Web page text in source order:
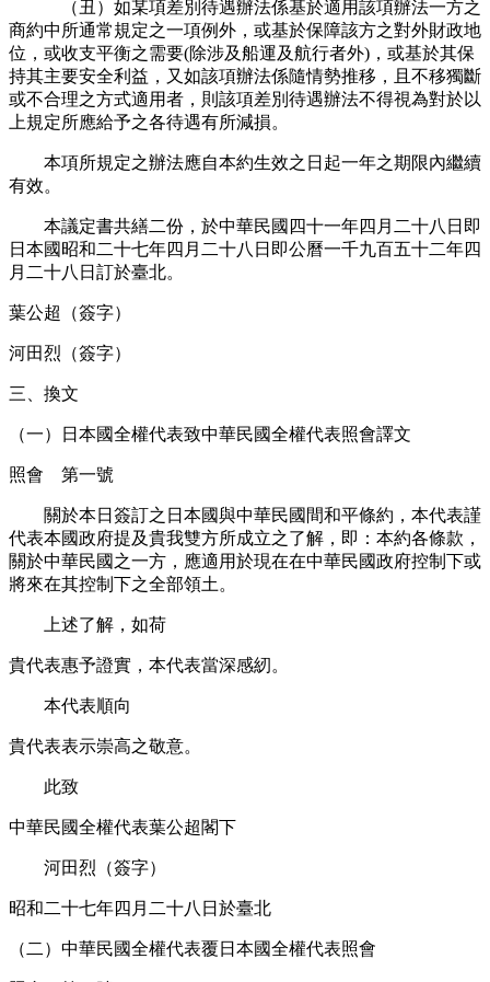
（丑）如某項差別待遇辦法係基於適用該項辦法一方之
商約中所通常規定之一項例外，或基於保障該方之對外財政地
位，或收支平衡之需要(除涉及船運及航行者外)，或基於其保
持其主要安全利益，又如該項辦法係隨情勢推移，且不移獨斷
或不合理之方式適用者，則該項差別待遇辦法不得視為對於以
上規定所應給予之各待遇有所減損。
本項所規定之辦法應自本約生效之日起一年之期限內繼續
有效。
本議定書共繕二份，於中華民國四十一年四月二十八日即
日本國昭和二十七年四月二十八日即公曆一千九百五十二年四
月二十八日訂於臺北。
葉公超（簽字）
河田烈（簽字）
三、換文
（一）日本國全權代表致中華民國全權代表照會譯文
照會 第一號
關於本日簽訂之日本國與中華民國間和平條約，本代表謹
代表本國政府提及貴我雙方所成立之了解，即：本約各條款，
關於中華民國之一方，應適用於現在在中華民國政府控制下或
將來在其控制下之全部領土。
上述了解，如荷
貴代表惠予證實，本代表當深感紉。
本代表順向
貴代表表示崇高之敬意。
此致
中華民國全權代表葉公超閣下
河田烈（簽字）
昭和二十七年四月二十八日於臺北
（二）中華民國全權代表覆日本國全權代表照會